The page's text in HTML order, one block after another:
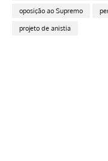
oposição ao Supremo
projeto de anistia